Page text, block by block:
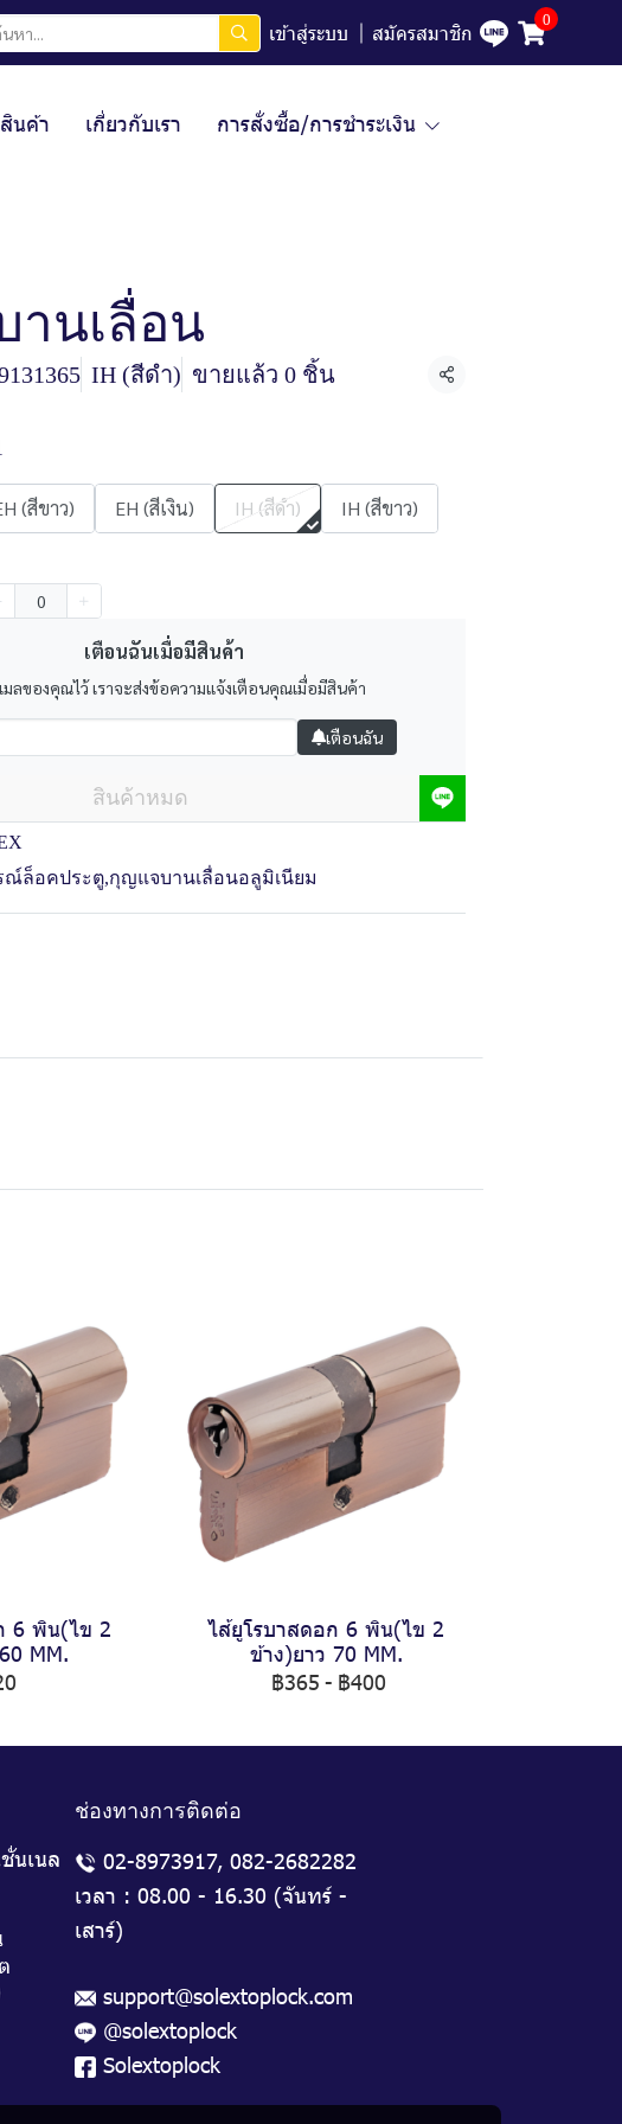
เข้าสู่ระบบ สมัครสมาชิก
0
นค้า เกี่ยวกับเรา การสั่งซื้อ/การชำระเงิน
านเลื่อน
IH (สีดำ) ขายแล้ว 0 ชิ้น แชร์
(สีขาว) EH (สีเงิน) IH (สีดำ)
IH (สีขาว)
เตือนฉันเมื่อมีสินค้า
มลของคุณไว้ เราจะส่งข้อความแจ้งเตือนคุณเมื่อมีสินค้า
เตือนฉัน
สินค้าหมด
ณ์ล็อคประตู,กุญแจบานเลื่อนอลูมิเนียม
6 พิน(ไข 2
MM.
ไส้ยูโรบาสดอก 6 พิน(ไข 2
ข้าง)ยาว 70 MM.
฿365 - ฿400
นเนล
ช่องทางการติดต่อ
02-8973917, 082-2682282
เวลา : 08.00 - 16.30 (จันทร์ -
เสาร์)
support@solextoplock.com
@solextoplock
Solextoplock